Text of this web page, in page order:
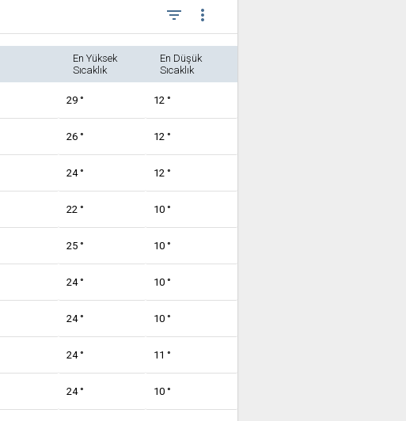
filter_list more_vert
En Yüksek
Sıcaklık
En Düşük
Sıcaklık
29 ° 12 °
26 ° 12 °
24 ° 12 °
22 ° 10 °
25 ° 10 °
24 ° 10 °
24 ° 10 °
24 ° 11 °
24 ° 10 °